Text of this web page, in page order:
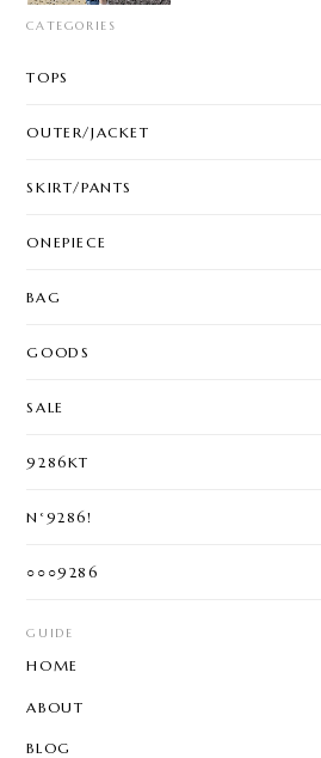
CATEGORIES
TOPS
OUTER/JACKET
SKIRT/PANTS
ONEPIECE
BAG
GOODS
SALE
9286KT
N°9286!
○○○9286
GUIDE
HOME
ABOUT
BLOG